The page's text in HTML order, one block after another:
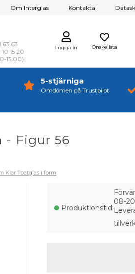
Om Interglas Kontakta
Önskelista
Logga in
63 63
15 20
15:00)
5-stjärniga
Omdömen på Trustpilot
- Figur 56
Klar floatglas i form
Produktionstid:
08-